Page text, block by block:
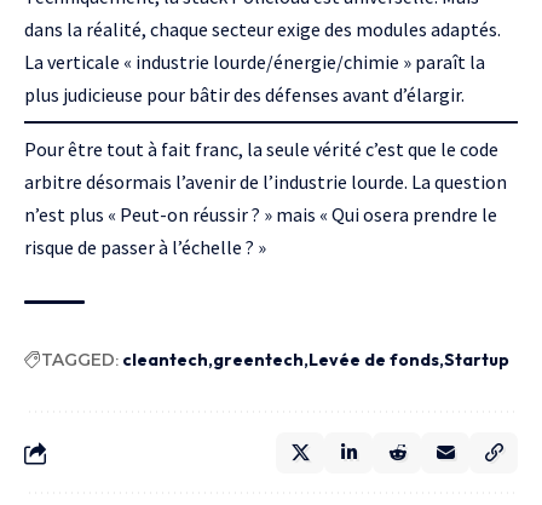
dans la réalité, chaque secteur exige des modules adaptés.
La verticale « industrie lourde/énergie/chimie » paraît la
plus judicieuse pour bâtir des défenses avant d’élargir.
Pour être tout à fait franc, la seule vérité c’est que le code
arbitre désormais l’avenir de l’industrie lourde. La question
n’est plus « Peut-on réussir ? » mais « Qui osera prendre le
risque de passer à l’échelle ? »
TAGGED: cleantech greentech Levée de fonds Startup